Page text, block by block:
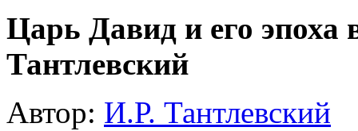
Царь Давид и его эпоха
Тантлевский
Автор: И.Р. Тантлевский